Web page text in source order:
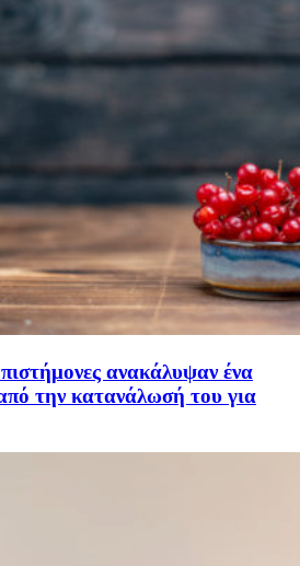
ανακάλυψαν ένα
την κατανάλωσή του για